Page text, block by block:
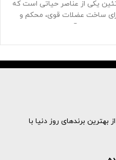
یکی از عناصر حیاتی است که
ساخت عضلات قوی، محکم و
سالم به آن نیاز دارید
آسانی نیست
ترتیب، مصرف مقدار کمی بعد
تمرینات ورزشی، محرک های لازم
برندهای روز دنیا با